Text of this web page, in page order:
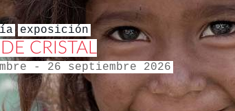
exposición
CRISTAL
- 26 septiembre 2026